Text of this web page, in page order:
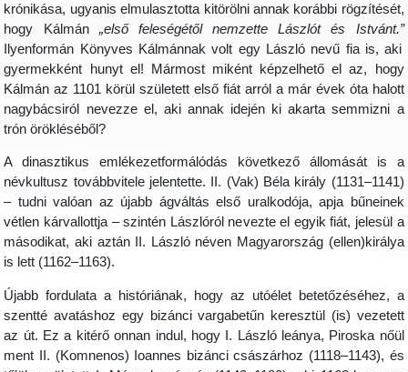
krónikása, ugyanis elmulasztotta kitörölni annak korábbi rögzítését,
hogy Kálmán „első feleségétől nemzette Lászlót és Istvánt.”
Ilyenformán Könyves Kálmánnak volt egy László nevű fia is, aki
gyermekként hunyt el! Mármost miként képzelhető el az, hogy
Kálmán az 1101 körül született első fiát arról a már évek óta halott
nagybácsiról nevezze el, aki annak idején ki akarta semmizni a
trón örökléséből?
A dinasztikus emlékezetformálódás következő állomását is a
névkultusz továbbvitele jelentette. II. (Vak) Béla király (1131–1141)
– tudni valóan az újabb ágváltás első uralkodója, apja bűneinek
vétlen kárvallottja – szintén Lászlóról nevezte el egyik fiát, jelesül a
másodikat, aki aztán II. László néven Magyarország (ellen)királya
is lett (1162–1163).
Újabb fordulata a históriának, hogy az utóélet betetőzéséhez, a
szentté avatáshoz egy bizánci vargabetűn keresztül (is) vezetett
az út. Ez a kitérő onnan indul, hogy I. László leánya, Piroska nőül
ment II. (Komnenos) Ioannes bizánci császárhoz (1118–1143), és